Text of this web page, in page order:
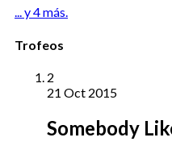
... y 4 más.
Trofeos
2
21 Oct 2015
Somebody